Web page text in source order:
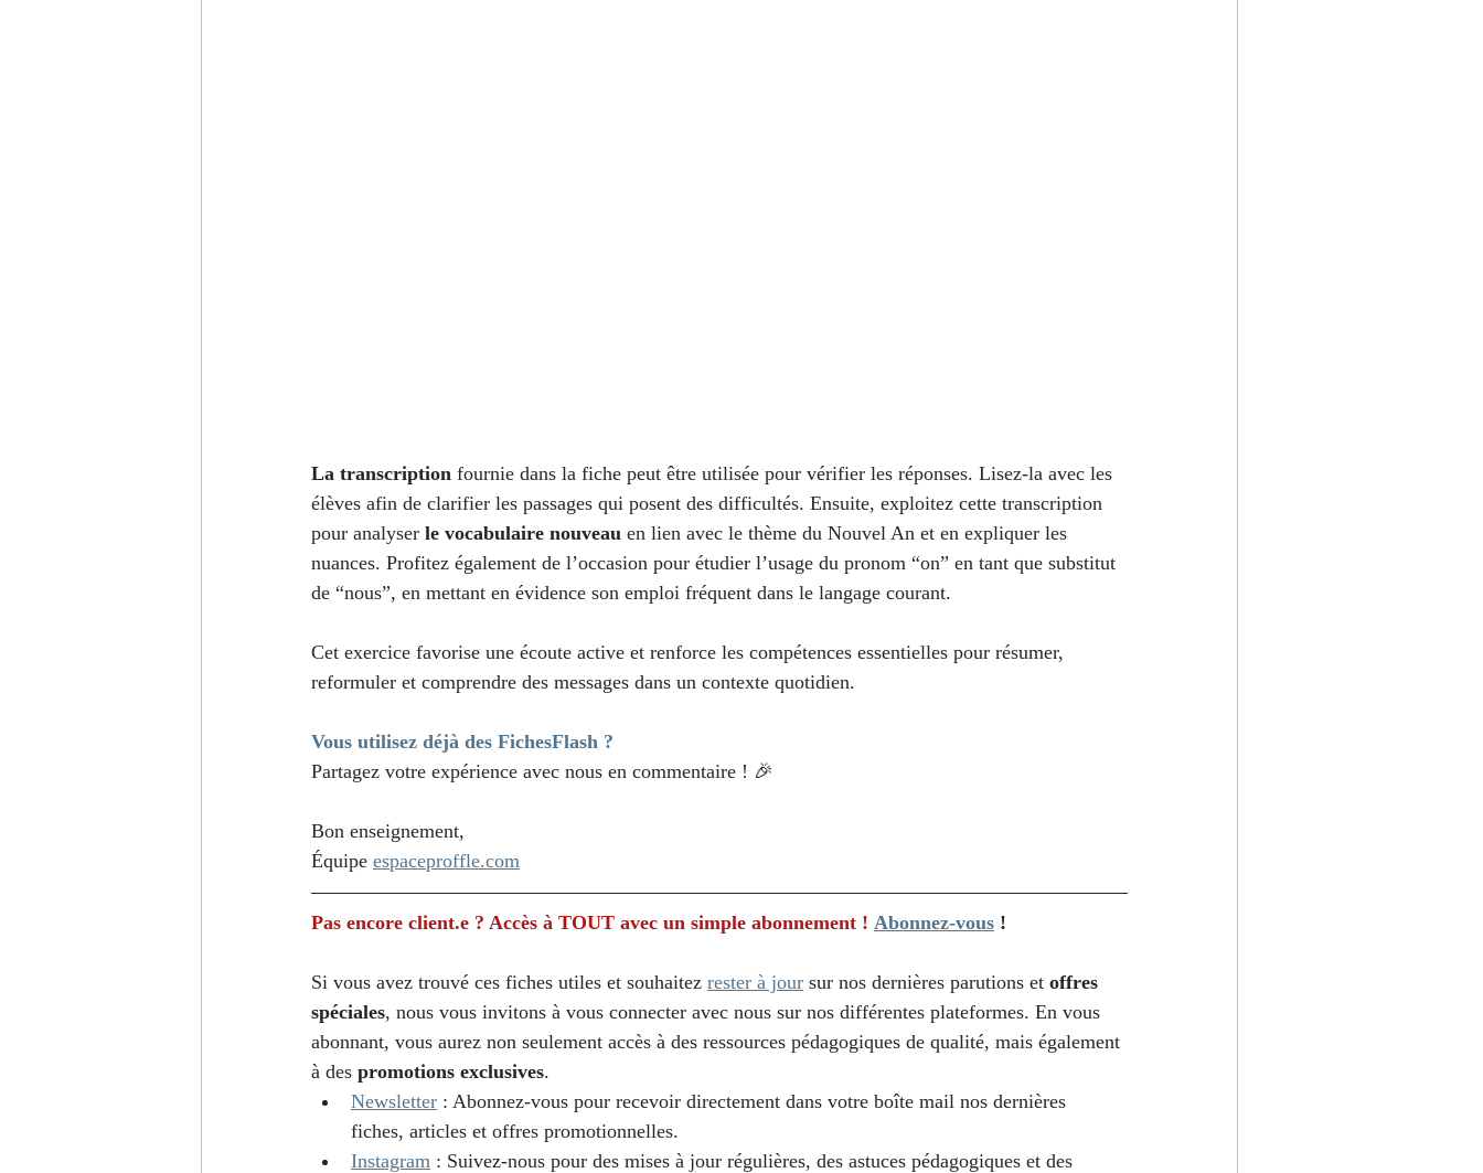
La transcription fournie dans la fiche peut être utilisée pour vérifier les réponses. Lisez-la avec les
élèves afin de clarifier les passages qui posent des difficultés. Ensuite, exploitez cette transcription
pour analyser le vocabulaire nouveau en lien avec le thème du Nouvel An et en expliquer les
nuances. Profitez également de l’occasion pour étudier l’usage du pronom “on” en tant que substitut
de “nous”, en mettant en évidence son emploi fréquent dans le langage courant.
Cet exercice favorise une écoute active et renforce les compétences essentielles pour résumer,
reformuler et comprendre des messages dans un contexte quotidien.
Vous utilisez déjà des FichesFlash ?
Partagez votre expérience avec nous en commentaire ! 🎉
Bon enseignement,
Équipe espaceproffle.com
Pas encore client.e ? Accès à TOUT avec un simple abonnement ! Abonnez-vous !
Si vous avez trouvé ces fiches utiles et souhaitez rester à jour sur nos dernières parutions et offres
spéciales, nous vous invitons à vous connecter avec nous sur nos différentes plateformes. En vous
abonnant, vous aurez non seulement accès à des ressources pédagogiques de qualité, mais également
à des promotions exclusives.
Newsletter : Abonnez-vous pour recevoir directement dans votre boîte mail nos dernières
fiches, articles et offres promotionnelles.
Instagram : Suivez-nous pour des mises à jour régulières, des astuces pédagogiques et des